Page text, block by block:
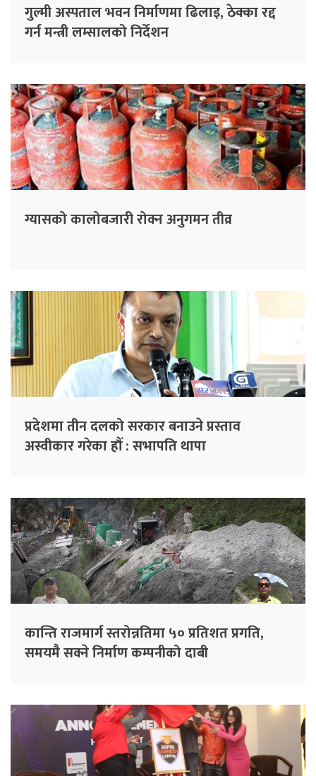
गुल्मी अस्पताल भवन निर्माणमा ढिलाइ, ठेक्का रद्द
गर्न मन्त्री लम्सालको निर्देशन
ग्यासको कालोबजारी रोक्न अनुगमन तीव्र
प्रदेशमा तीन दलको सरकार बनाउने प्रस्ताव
अस्वीकार गरेका हौँ : सभापति थापा
कान्ति राजमार्ग स्तरोन्नतिमा ५० प्रतिशत प्रगति,
समयमै सक्ने निर्माण कम्पनीको दाबी